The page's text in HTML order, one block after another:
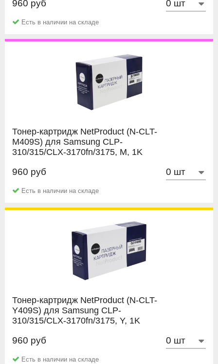
NetProduct
960 руб
Есть в наличии на складе
Тонер-картридж NetProduct (N-CLT-
M409S) для Samsung CLP-
310/315/CLX-3170fn/3175, M, 1K
NetProduct
960 руб
Есть в наличии на складе
Тонер-картридж NetProduct (N-CLT-
Y409S) для Samsung CLP-
310/315/CLX-3170fn/3175, Y, 1K
NetProduct
960 руб
Есть в наличии на складе